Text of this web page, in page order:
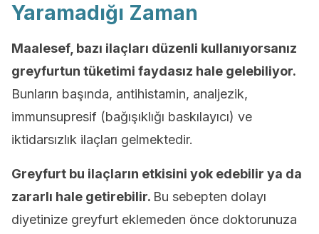
Yaramadığı Zaman
Maalesef, bazı ilaçları düzenli kullanıyorsanız
greyfurtun tüketimi faydasız hale gelebiliyor.
Bunların başında, antihistamin, analjezik,
immunsupresif (bağışıklığı baskılayıcı) ve
iktidarsızlık ilaçları gelmektedir.
Greyfurt bu ilaçların etkisini yok edebilir ya da
zararlı hale getirebilir. Bu sebepten dolayı
diyetinize greyfurt eklemeden önce doktorunuza